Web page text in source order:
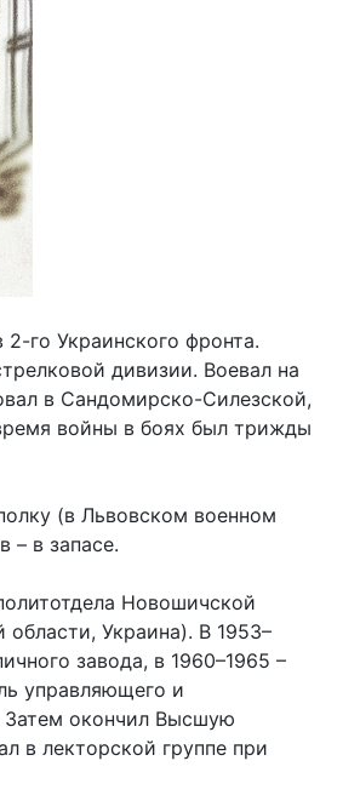
го Украинского фронта.
дивизии. Воевал на
в Сандомирско-Силезской,
войны в боях был трижды
(в Львовском военном
– в запасе.
Новошичской
Украина). В 1953–
завода, в 1960–1965 –
управляющего и
Затем окончил Высшую
в лекторской группе при